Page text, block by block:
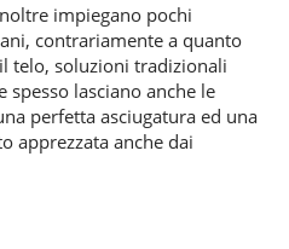
impiegano pochi
contrariamente a quanto
telo, soluzioni tradizionali
lasciano anche le
perfetta asciugatura ed una
apprezzata anche dai